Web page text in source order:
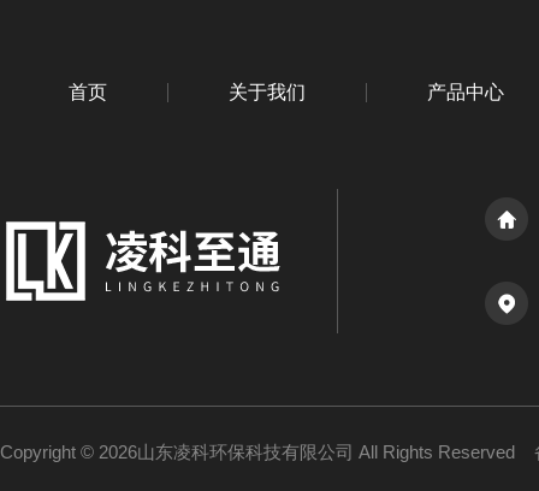
首页 关于我们 产品中心
Copyright © 2026山东凌科环保科技有限公司 All Rights Reserved